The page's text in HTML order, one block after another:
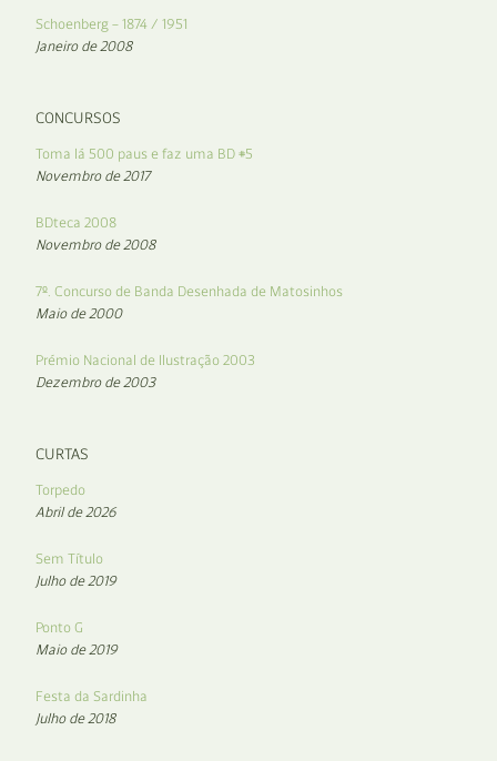
Schoenberg – 1874 / 1951
Janeiro de 2008
CONCURSOS
Toma lá 500 paus e faz uma BD #5
Novembro de 2017
BDteca 2008
Novembro de 2008
7º. Concurso de Banda Desenhada de Matosinhos
Maio de 2000
Prémio Nacional de Ilustração 2003
Dezembro de 2003
CURTAS
Torpedo
Abril de 2026
Sem Título
Julho de 2019
Ponto G
Maio de 2019
Festa da Sardinha
Julho de 2018